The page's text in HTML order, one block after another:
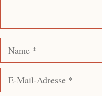
Name
Mail-